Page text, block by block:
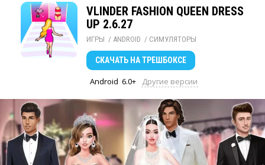
VLINDER FASHION QUEEN DRESS
UP 2.6.27
ИГРЫ / ANDROID / СИМУЛЯТОРЫ
СКАЧАТЬ НА ТРЕШБОКСЕ
Android 6.0+ Другие версии